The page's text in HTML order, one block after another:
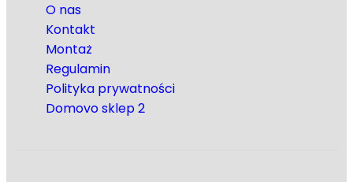
O nas
Kontakt
Montaż
Regulamin
Polityka prywatności
Domovo sklep 2